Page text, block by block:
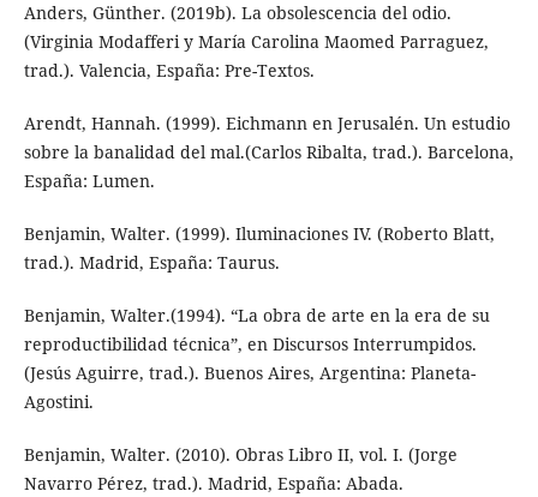
Anders, Günther. (2019b). La obsolescencia del odio.
(Virginia Modafferi y María Carolina Maomed Parraguez,
trad.). Valencia, España: Pre-Textos.
Arendt, Hannah. (1999). Eichmann en Jerusalén. Un estudio
sobre la banalidad del mal.(Carlos Ribalta, trad.). Barcelona,
España: Lumen.
Benjamin, Walter. (1999). Iluminaciones IV. (Roberto Blatt,
trad.). Madrid, España: Taurus.
Benjamin, Walter.(1994). “La obra de arte en la era de su
reproductibilidad técnica”, en Discursos Interrumpidos.
(Jesús Aguirre, trad.). Buenos Aires, Argentina: Planeta-
Agostini.
Benjamin, Walter. (2010). Obras Libro II, vol. I. (Jorge
Navarro Pérez, trad.). Madrid, España: Abada.